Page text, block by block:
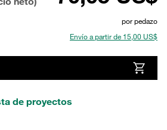
por pedazo
Envío a partir de 15,00 US$
de proyectos